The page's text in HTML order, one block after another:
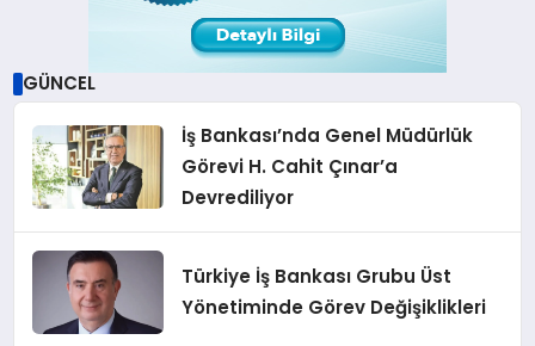
GÜNCEL
İş Bankası’nda Genel Müdürlük
Görevi H. Cahit Çınar’a
Devrediliyor
Türkiye İş Bankası Grubu Üst
Yönetiminde Görev Değişiklikleri